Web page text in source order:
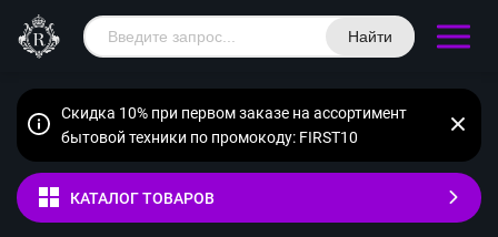
Найти
Скидка 10% при первом заказе на ассортимент
бытовой техники по промокоду: FIRST10
КАТАЛОГ ТОВАРОВ